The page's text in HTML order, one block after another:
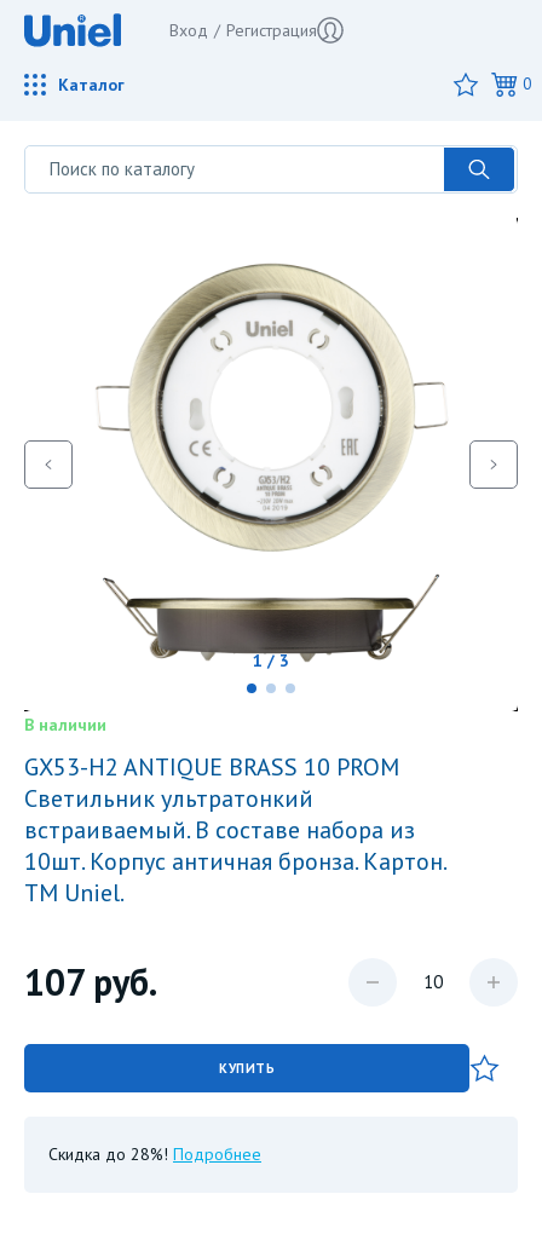
Вход / Регистрация
Каталог 0
1 / 3
В наличии
GX53-H2 ANTIQUE BRASS 10 PROM
Светильник ультратонкий
встраиваемый. В составе набора из
10шт. Корпус античная бронза. Картон.
TM Uniel.
107 руб.
КУПИТЬ
Скидка до 28%! Подробнее